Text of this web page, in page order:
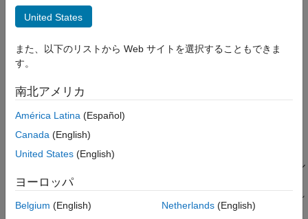
MDFファイル
mdfSaveAttachment
項目一覧
説明
例
入力引数
バージョン履歴
MDF ファイルから埋め込まれた添付ファイルを保存する
R2023a 以降
構文
mdfSaveAttachment(mdfFileName)
mdfSaveAttachment(___, Attachment=attachmentID)
説明
は、指定された MDF ファイル
から埋め込まれたすべての添付ファイルを現在の MATLAB 作業
フォルダーに保存します。添付ファイルは既存の名前で保存され
ます。mdfFileName
は、MDF ファイルへの絶対パス、相対パス、
United States
また、以下のリストから Web サイトを選択することもできま
す。
南北アメリカ
América Latina (Español)
Canada (English)
United States (English)
ヨーロッパ
Belgium (English)
Netherlands(English)